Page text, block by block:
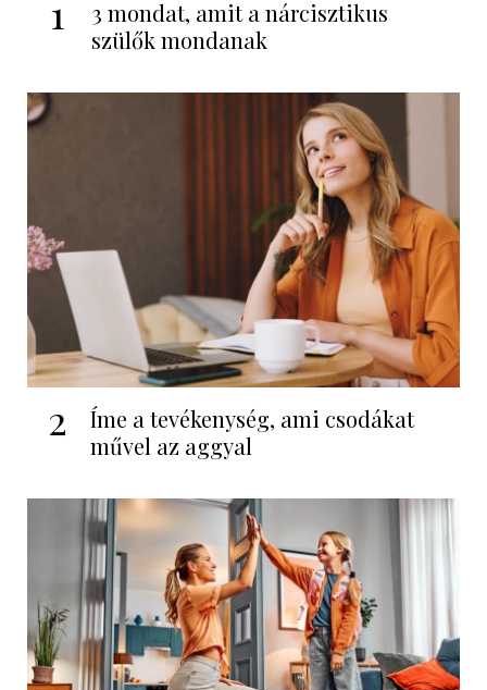
1
3 mondat, amit a nárcisztikus
szülők mondanak
2
Íme a tevékenység, ami csodákat
művel az aggyal